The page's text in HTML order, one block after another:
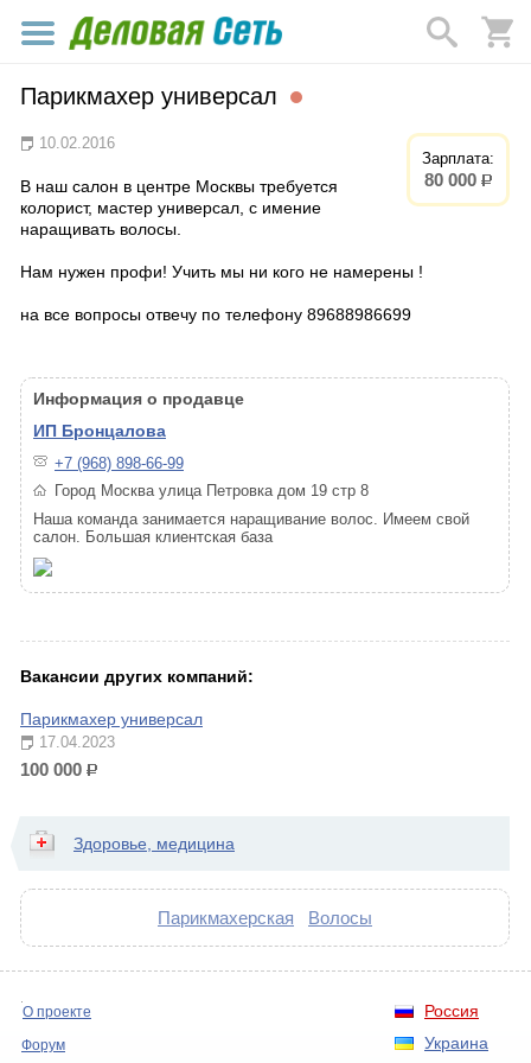
Парикмахер универсал
Зарплата:
80 000 р.
10.02.2016
В наш салон в центре Москвы требуется
колорист, мастер универсал, с имение
наращивать волосы.
Нам нужен профи! Учить мы ни кого не намерены !
на все вопросы отвечу по телефону 89688986699
Информация о продавце
ИП Бронцалова
+7 (968) 898-66-99
Город Москва улица Петровка дом 19 стр 8
Наша команда занимается наращивание волос. Имеем свой
салон. Большая клиентская база
Вакансии других компаний:
Парикмахер универсал
17.04.2023
100 000 р.
Здоровье, медицина
Парикмахерская Волосы
Россия
Украина
О проекте
Форум